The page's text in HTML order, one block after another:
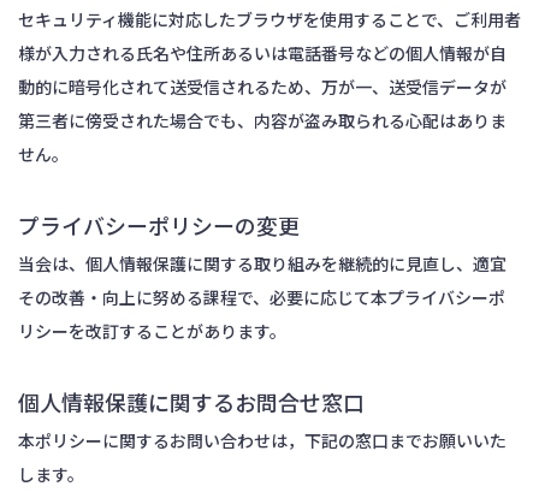
セキュリティ機能に対応したブラウザを使用することで、ご利用者
様が入力される氏名や住所あるいは電話番号などの個人情報が自
動的に暗号化されて送受信されるため、万が一、送受信データが
第三者に傍受された場合でも、内容が盗み取られる心配はありま
せん。
プライバシーポリシーの変更
当会は、個人情報保護に関する取り組みを継続的に見直し、適宜
その改善・向上に努める課程で、必要に応じて本プライバシーポ
リシーを改訂することがあります。
個人情報保護に関するお問合せ窓口
本ポリシーに関するお問い合わせは，下記の窓口までお願いいた
します。